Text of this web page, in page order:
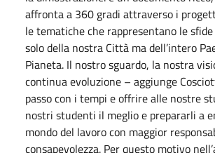
affronta a 360 gradi attraverso i
le tematiche che rappresentano le
solo della nostra Città ma dell’intero
Pianeta. Il nostro sguardo, la nostra
continua evoluzione – aggiunge
passo con i tempi e offrire alle nostre
nostri studenti il meglio e prepararli a
mondo del lavoro con maggior
consapevolezza. Per questo motivo